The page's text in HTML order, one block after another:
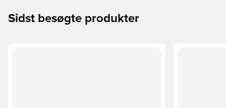
Sidst besøgte produkter